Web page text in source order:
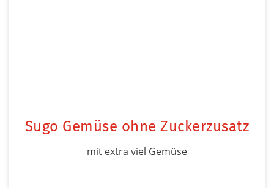
Sugo Gemüse ohne Zuckerzusatz
mit extra viel Gemüse